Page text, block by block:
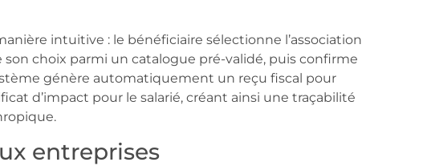
intuitive : le bénéficiaire sélectionne l’association
choix parmi un catalogue pré-validé, puis confirme
génère automatiquement un reçu fiscal pour
d’impact pour le salarié, créant ainsi une traçabilité
entreprises